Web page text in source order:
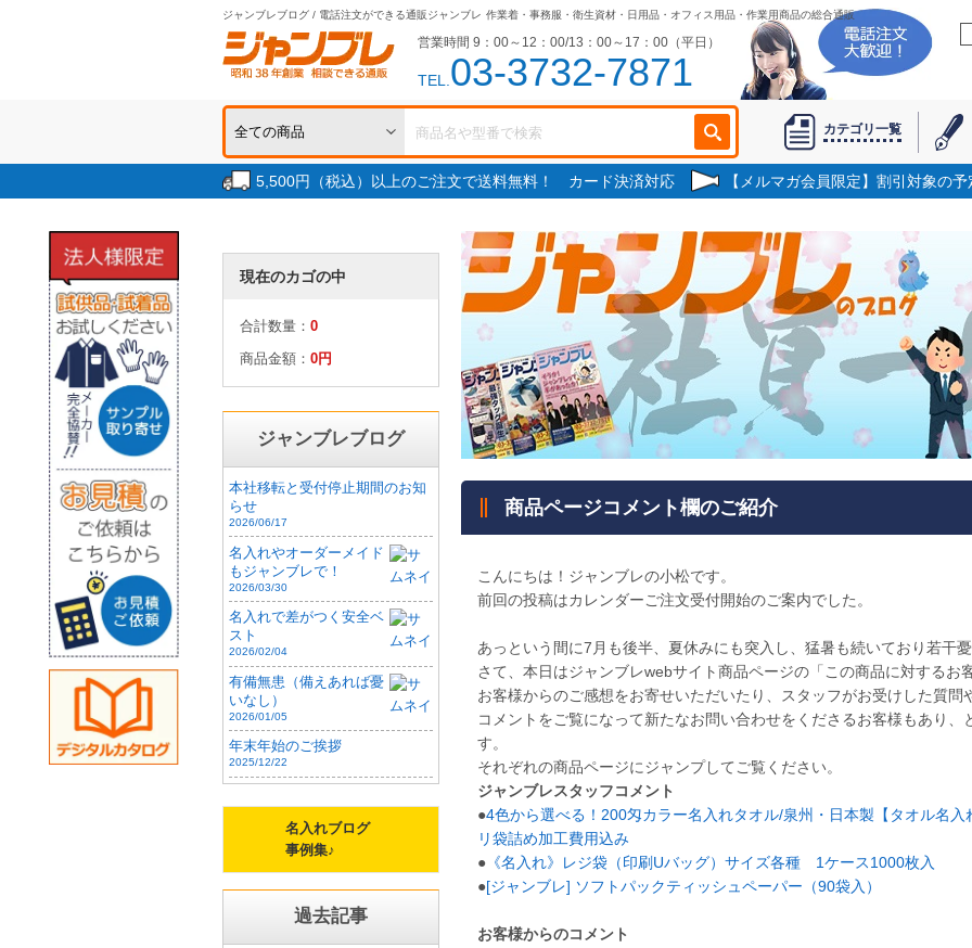
ジャンブレブログ / 電話注文ができる通販ジャンブレ 作業着・事務服・衛生資材・日用品・オフィス用品・作業用商品の総合通販
営業時間 9：00～12：00/13：00～17：00（平日）
TEL.03-3732-7871
カテゴリ一覧
5,500円（税込）以上のご注文で送料無料！ カード決済対応 【メルマガ会員限定】割引対象の
商品ページコメント欄のご紹介
こんにちは！ジャンブレの小松です。
前回の投稿はカレンダーご注文受付開始のご案内でした。
あっという間に7月も後半、夏休みにも突入し、猛暑も続いており若干憂
さて、本日はジャンブレwebサイト商品ページの「この商品に対するお
お客様からのご感想をお寄せいただいたり、スタッフがお受けした質問
コメントをご覧になって新たなお問い合わせをくださるお客様もあり、
す。
それぞれの商品ページにジャンプしてご覧ください。
ジャンブレスタッフコメント
●4色から選べる！200匁カラー名入れタオル/泉州・日本製【タオル名
リ袋詰め加工費用込み
● 《名入れ》レジ袋（印刷Uバッグ）サイズ各種 1ケース1000枚入
●[ジャンブレ] ソフトパックティッシュペーパー（90袋入）
お客様からのコメント
現在のカゴの中
合計数量： 0
商品金額： 0円
ジャンブレブログ
本社移転と受付停止期間のお知
らせ
2026/06/17
名入れやオーダーメイド
もジャンブレで！
2026/03/30
名入れで差がつく安全ベ
スト
2026/02/04
有備無患（備えあれば憂
いなし）
2026/01/05
年末年始のご挨拶
2025/12/22
名入れブログ
事例集♪
過去記事